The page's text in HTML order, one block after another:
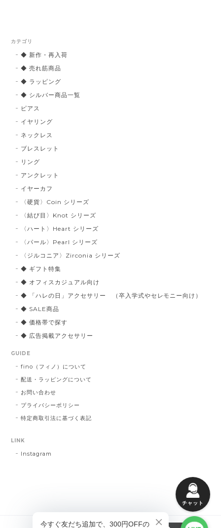
カテゴリ
◆ 新作・再入荷
◆ 売れ筋商品
◆ ラッピング
◆ シルバー商品一覧
ピアス
イヤリング
ネックレス
ブレスレット
リング
アンクレット
イヤーカフ
〈硬貨〉Coin シリーズ
〈結び目〉Knot シリーズ
〈ハート〉Heart シリーズ
〈パール〉Pearl シリーズ
〈ジルコニア〉Zirconia シリーズ
◆ ギフト特集
◆ オフィスカジュアル向け
◆ 「ハレの日」アクセサリー （卒入学式やセレモニー向け）
◆ SALE商品
◆ 価格帯で探す
◆ 広告掲載アクセサリー
GUIDE
fino（フィノ）について
配送・ラッピングについて
お問い合わせ
プライバシーポリシー
特定商取引法に基づく表記
LINK
Instagram
チャット